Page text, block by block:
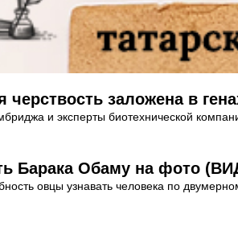
заложена в
и эксперты биотехнической
Барака Обаму на фото
овцы узнавать человека по